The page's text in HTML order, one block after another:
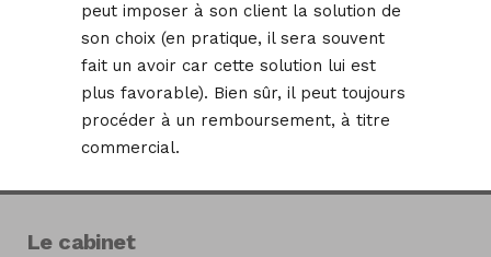
peut imposer à son client la solution de
son choix (en pratique, il sera souvent
fait un avoir car cette solution lui est
plus favorable). Bien sûr, il peut toujours
procéder à un remboursement, à titre
commercial.
Le cabinet